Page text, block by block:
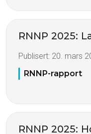
RNNP 2025:
Publisert: 20. mars
RNNP-rapport
RNNP 2025: